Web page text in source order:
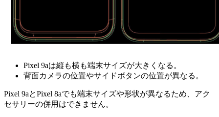
Pixel 9aは縦も横も端末サイズが大きくなる。
背面カメラの位置やサイドボタンの位置が異なる。
Pixel 9aとPixel 8aでも端末サイズや形状が異なるため、アク
セサリーの併用はできません。